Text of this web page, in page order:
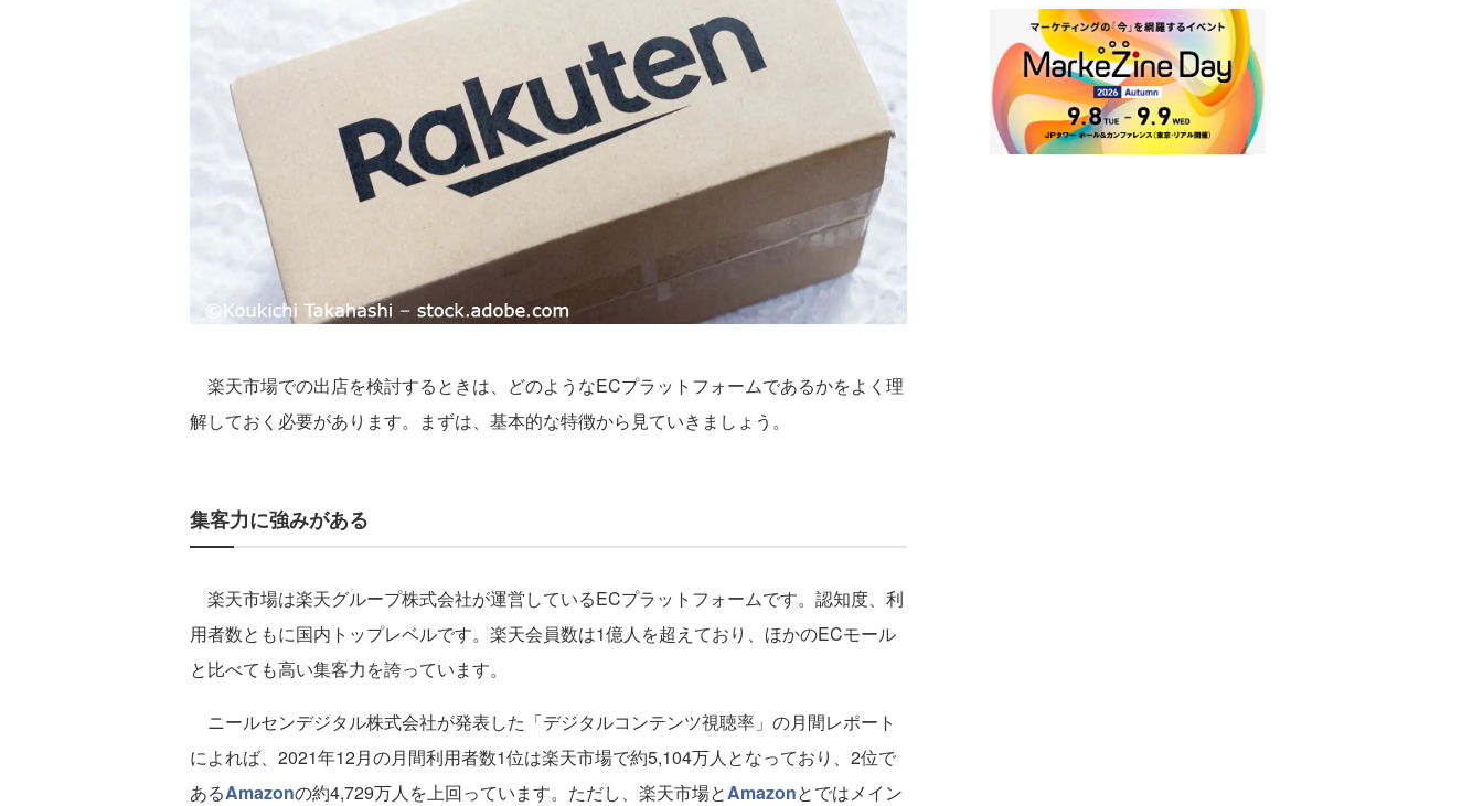
楽天市場での出店を検討するときは、どのようなECプラットフォームであるかをよく理
解しておく必要があります。まずは、基本的な特徴から見ていきましょう。
集客力に強みがある
楽天市場は楽天グループ株式会社が運営しているECプラットフォームです。認知度、利
用者数ともに国内トップレベルです。楽天会員数は1億人を超えており、ほかのECモール
と比べても高い集客力を誇っています。
ニールセンデジタル株式会社が発表した「デジタルコンテンツ視聴率」の月間レポート
によれば、2021年12月の月間利用者数1位は楽天市場で約5,104万人となっており、2位で
あるAmazonの約4,729万人を上回っています。ただし、楽天市場とAmazonとではメイン